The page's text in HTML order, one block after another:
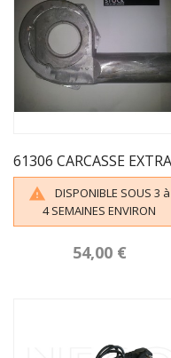

DISPONIBLE SOUS 3 à
4 SEMAINES ENVIRON
54,00 €